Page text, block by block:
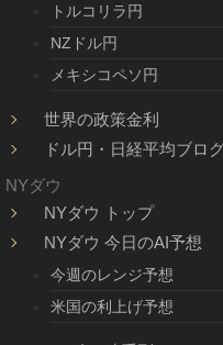
トルコリラ円
NZドル円
メキシコペソ円
世界の政策金利
ドル円・日経平均ブロ
NYダウ
NYダウ トップ
NYダウ 今日のAI予想
今週のレンジ予想
米国の利上げ予想